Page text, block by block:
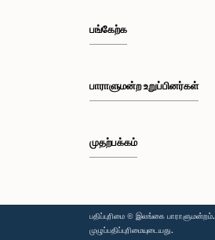
பங்கேற்க
பாராளுமன்ற உறுப்பினர்கள்
முதற்பக்கம்
பதிப்புரிமை © இலங்கை பாராளுமன்றம்.
முழுப்பதிப்புரிமையுடையது.